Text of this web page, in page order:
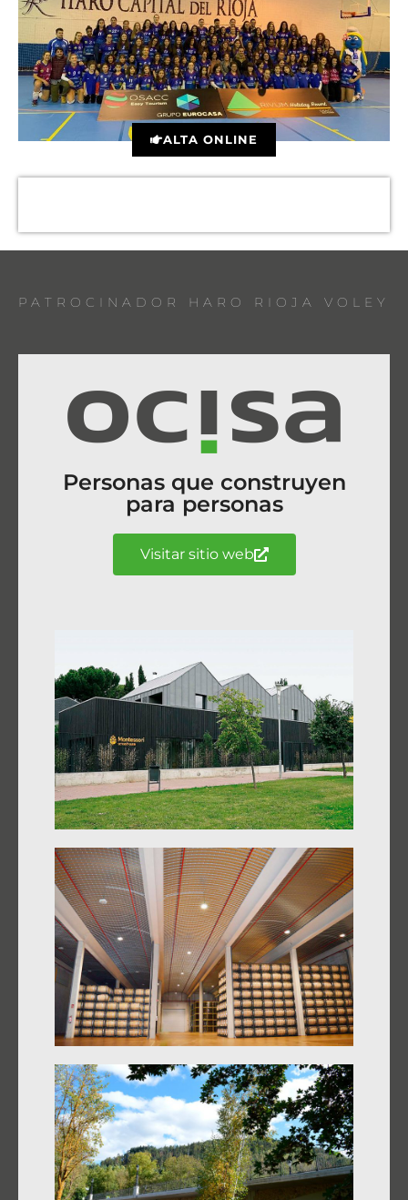
ALTA ONLINE
PATROCINADOR HARO RIOJA VOLEY
Personas que construyen
para personas
Visitar sitio web